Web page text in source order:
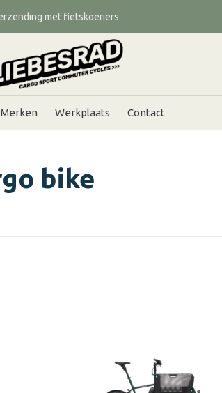
Merken Werkplaats Contact
met fietskoeriers
bike